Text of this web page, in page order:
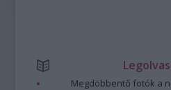
Megdöbbentő fotók a